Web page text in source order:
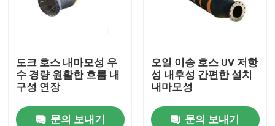
도크 호스 내마모성 우
수 경량 원활한 흐름 내
구성 연장
문의 보내기
오일 이송 호스 UV 저항
성 내후성 간편한 설치
내마모성
문의 보내기